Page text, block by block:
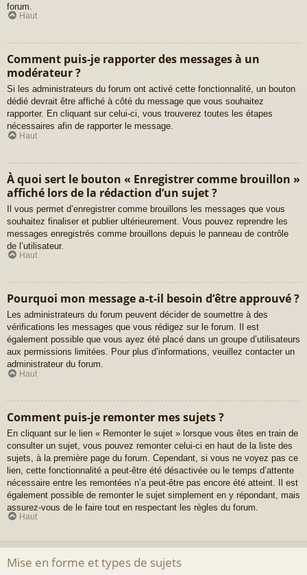
forum.
Haut
Comment puis-je rapporter des messages à un
modérateur ?
Si les administrateurs du forum ont activé cette fonctionnalité, un bouton
dédié devrait être affiché à côté du message que vous souhaitez
rapporter. En cliquant sur celui-ci, vous trouverez toutes les étapes
nécessaires afin de rapporter le message.
Haut
À quoi sert le bouton « Enregistrer comme brouillon »
affiché lors de la rédaction d’un sujet ?
Il vous permet d’enregistrer comme brouillons les messages que vous
souhaitez finaliser et publier ultérieurement. Vous pouvez reprendre les
messages enregistrés comme brouillons depuis le panneau de contrôle
de l’utilisateur.
Haut
Pourquoi mon message a-t-il besoin d’être approuvé ?
Les administrateurs du forum peuvent décider de soumettre à des
vérifications les messages que vous rédigez sur le forum. Il est
également possible que vous ayez été placé dans un groupe d’utilisateurs
aux permissions limitées. Pour plus d’informations, veuillez contacter un
administrateur du forum.
Haut
Comment puis-je remonter mes sujets ?
En cliquant sur le lien « Remonter le sujet » lorsque vous êtes en train de
consulter un sujet, vous pouvez remonter celui-ci en haut de la liste des
sujets, à la première page du forum. Cependant, si vous ne voyez pas ce
lien, cette fonctionnalité a peut-être été désactivée ou le temps d’attente
nécessaire entre les remontées n’a peut-être pas encore été atteint. Il est
également possible de remonter le sujet simplement en y répondant, mais
assurez-vous de le faire tout en respectant les règles du forum.
Haut
Mise en forme et types de sujets